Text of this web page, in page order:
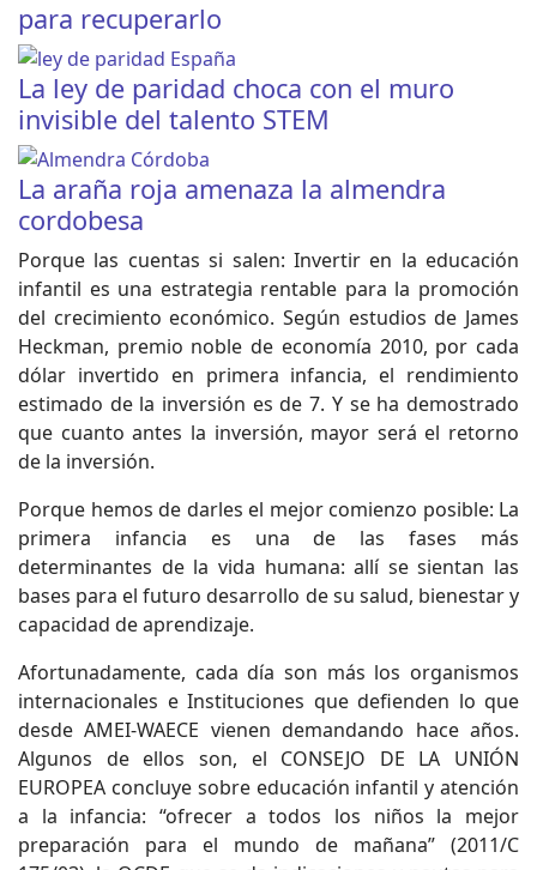
para recuperarlo
La ley de paridad choca con el muro
invisible del talento STEM
La araña roja amenaza la almendra
cordobesa
Porque las cuentas si salen: Invertir en la educación
infantil es una estrategia rentable para la promoción
del crecimiento económico. Según estudios de James
Heckman, premio noble de economía 2010, por cada
dólar invertido en primera infancia, el rendimiento
estimado de la inversión es de 7. Y se ha demostrado
que cuanto antes la inversión, mayor será el retorno
de la inversión.
Porque hemos de darles el mejor comienzo posible: La
primera infancia es una de las fases más
determinantes de la vida humana: allí se sientan las
bases para el futuro desarrollo de su salud, bienestar y
capacidad de aprendizaje.
Afortunadamente, cada día son más los organismos
internacionales e Instituciones que defienden lo que
desde AMEI-WAECE vienen demandando hace años.
Algunos de ellos son, el CONSEJO DE LA UNIÓN
EUROPEA concluye sobre educación infantil y atención
a la infancia: “ofrecer a todos los niños la mejor
preparación para el mundo de mañana” (2011/C